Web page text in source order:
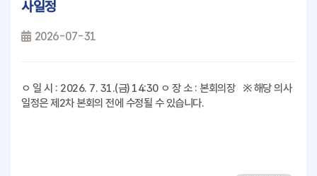
사일정
2026-07-31
ㅇ 일 시 : 2026. 7. 31.(금) 14:30 ㅇ 장 소 : 본회의장 ※ 해당 의사
일정은 제2차 본회의 전에 수정될 수 있습니다.